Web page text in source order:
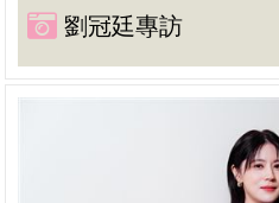
劉冠廷專訪